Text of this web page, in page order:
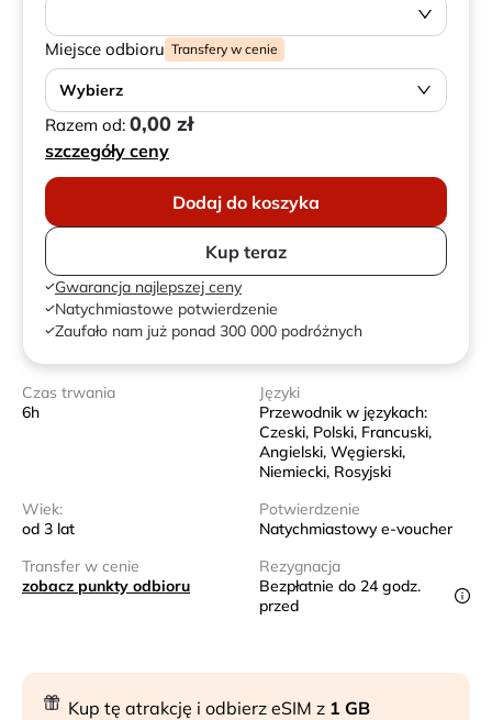
Miejsce odbioru Transfery w cenie
Wybierz
Razem od: 0,00 zł
szczegóły ceny
Dodaj do koszyka
Kup teraz
Gwarancja najlepszej ceny
Natychmiastowe potwierdzenie
Zaufało nam już ponad 300 000 podróżnych
Czas trwania
6h
Języki
Przewodnik w językach:
Czeski, Polski, Francuski,
Angielski, Węgierski,
Niemiecki, Rosyjski
Wiek:
od 3 lat
Potwierdzenie
Natychmiastowy e-voucher
Transfer w cenie
zobacz punkty odbioru
Rezygnacja
Bezpłatnie do 24 godz.
przed
Kup tę atrakcję i odbierz eSIM z 1 GB